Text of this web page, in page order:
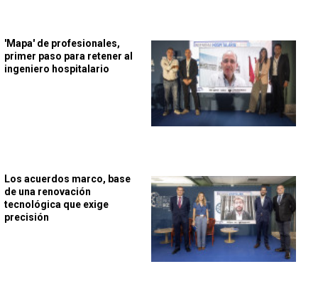
'Mapa' de profesionales,
primer paso para retener al
ingeniero hospitalario
Los acuerdos marco, base
de una renovación
tecnológica que exige
precisión